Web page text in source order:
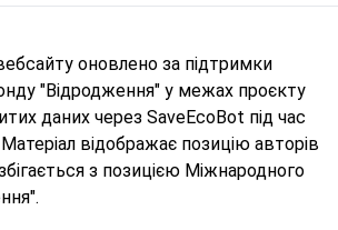
оновлено за підтримки
"Відродження" у межах проєкту
даних через SaveEcoBot під час
відображає позицію авторів
з позицією Міжнародного